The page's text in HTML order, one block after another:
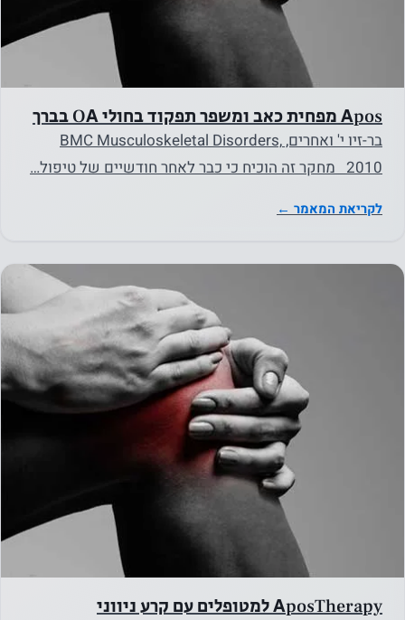
Apos מפחית כאב ומשפר תפקוד בחולי OA בברך
בר-זיו י' ואחרים, BMC Musculoskeletal Disorders,
2010 מחקר זה הוכיח כי כבר לאחר חודשיים של טיפול…
לקריאת המאמר ←
AposTherapy למטופלים עם קרע ניווני
והמבנה של
בסיס אופן
באתר.
שהאתר
שלנו יתפקד
בצורה
הטובה
ביותר
במהלך
ביקורך. אם
לעוגיות אלו,